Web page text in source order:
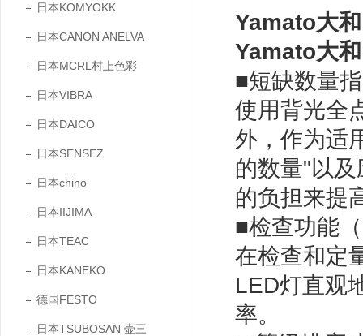
日本KOMYOKK
日本CANON ANELVA
日本MCRL村上色彩
日本VIBRA
日本DAICO
日本SENSEZ
日本chino
日本IIJIMA
日本TEAC
日本KANEKO
德国FESTO
日本TSUBOSAN 壶三
Yamato大
Yamato大
■短缺数量
使用背光全
外，作为适
的数量"以
的负担来提
■检查功能
在检查和定
LED灯直观
率。